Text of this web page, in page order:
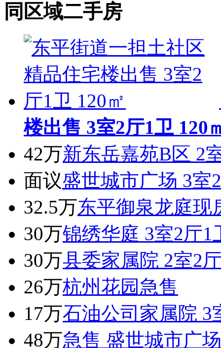
同区域二手房
楼出售 3室2厅1卫 120
42万新东岳嘉苑B区 2
面议盛世城市广场 3室
32.5万东平御泉龙庭现
30万锦绣华庭 3室2厅1
30万县委家属院 2室2
26万杭州花园急售
17万石油公司家属院 3
48万急售 盛世城市广场